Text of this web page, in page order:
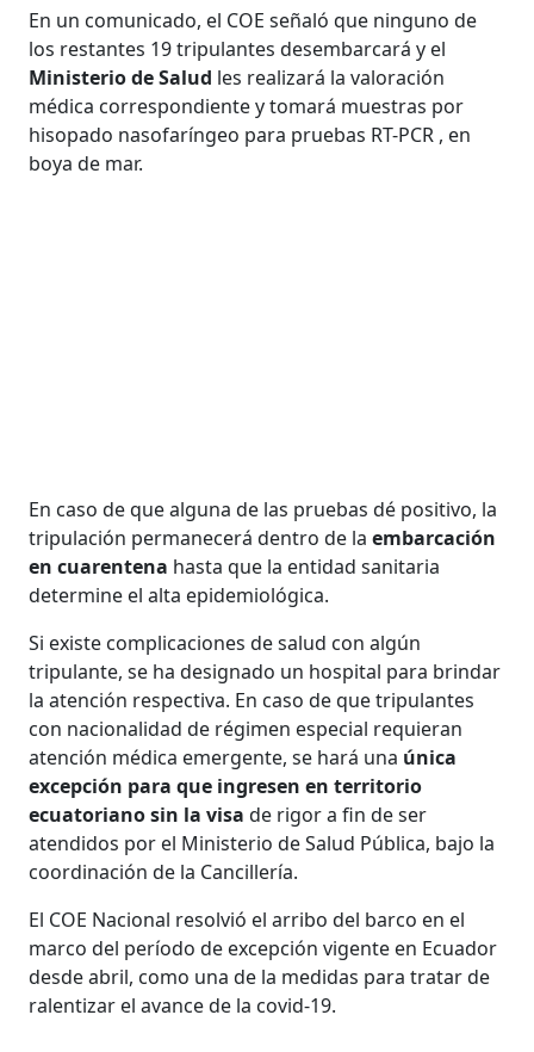
En un comunicado, el COE señaló que ninguno de
los restantes 19 tripulantes desembarcará y el
Ministerio de Salud les realizará la valoración
médica correspondiente y tomará muestras por
hisopado nasofaríngeo para pruebas RT-PCR , en
boya de mar.
En caso de que alguna de las pruebas dé positivo, la
tripulación permanecerá dentro de laembarcación
en cuarentena hasta que la entidad sanitaria
determine el alta epidemiológica.
Si existe complicaciones de salud con algún
tripulante, se ha designado un hospital para brindar
la atención respectiva. En caso de que tripulantes
con nacionalidad de régimen especial requieran
atención médica emergente, se hará una única
excepción para que ingresen en territorio
ecuatoriano sin la visa de rigor a fin de ser
atendidos por el Ministerio de Salud Pública, bajo la
coordinación de la Cancillería.
El COE Nacional resolvió el arribo del barco en el
marco del período de excepción vigente en Ecuador
desde abril, como una de la medidas para tratar de
ralentizar el avance de la covid-19.